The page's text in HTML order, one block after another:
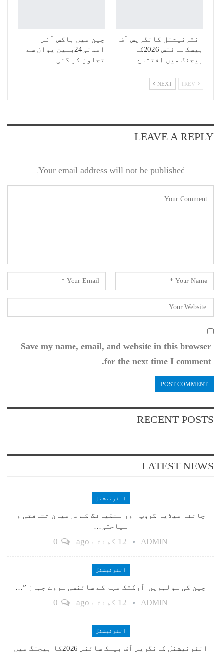
انٹرنیشنل کانگریس آف
بیسک سائنس 2026کا
بیجنگ میں افتتاح
چین میں باکس آفس
آمدنی24بلین یوآن سے
تجاوز کر گئی
NEXT
LEAVE A REPLY
Your email address will not be published.
Save my name, email, and website in this browser
for the next time I comment.
RECENT POSTS
LATEST NEWS
انٹرنیشنل
چائنا میڈیا گروپ اور سنکیانگ کے درمیان ثقافتی و
سیاحتی…
ADMIN 12 گھنٹے ago
انٹرنیشنل
چین کی سولہویں آرکٹک مہم کے سائنسی سروے جہاز ”…
ADMIN 12 گھنٹے ago
انٹرنیشنل
انٹرنیشنل کانگریس آف بیسک سائنس 2026کا بیجنگ میں